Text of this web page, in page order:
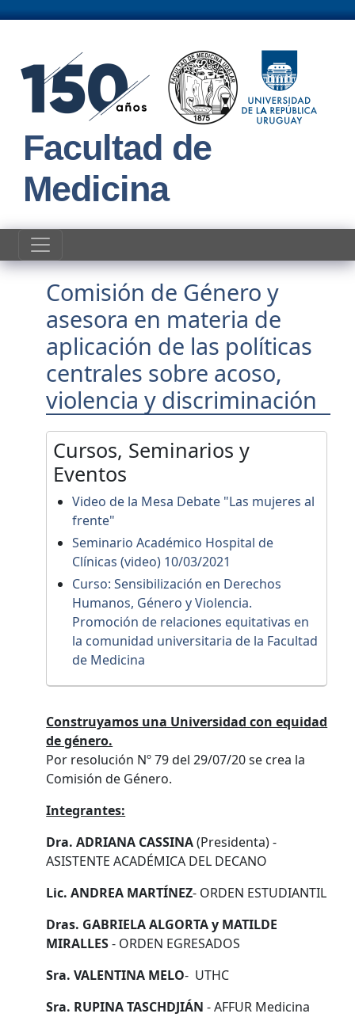
Facultad de
Medicina
Comisión de Género y
asesora en materia de
aplicación de las políticas
centrales sobre acoso,
violencia y discriminación
Cursos, Seminarios y
Eventos
Video de la Mesa Debate "Las mujeres al
frente"
Seminario Académico Hospital de
Clínicas (video) 10/03/2021
Curso: Sensibilización en Derechos
Humanos, Género y Violencia.
Promoción de relaciones equitativas en
la comunidad universitaria de la Facultad
de Medicina
Construyamos una Universidad con equidad
de género.
Por resolución Nº 79 del 29/07/20 se crea la
Comisión de Género.
Integrantes:
Dra. ADRIANA CASSINA(Presidenta) -
ASISTENTE ACADÉMICA DEL DECANO
Lic. ANDREA MARTÍNEZ- ORDEN ESTUDIANTIL
Dras. GABRIELA ALGORTA y MATILDE
MIRALLES- ORDEN EGRESADOS
Sra. VALENTINA MELO- UTHC
Sra. RUPINA TASCHDJIÁN - AFFUR Medicina